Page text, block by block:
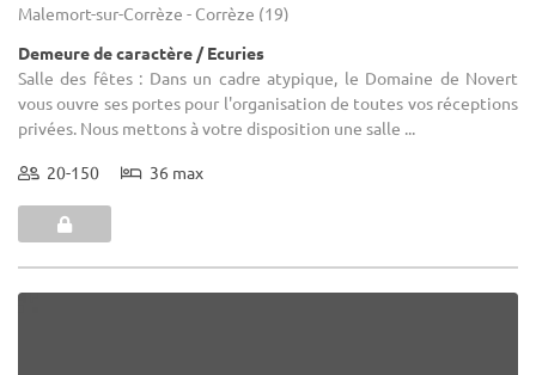
Malemort-sur-Corrèze - Corrèze (19)
Demeure de caractère / Ecuries
Salle des fêtes : Dans un cadre atypique, le Domaine de Novert
vous ouvre ses portes pour l'organisation de toutes vos réceptions
privées. Nous mettons à votre disposition une salle ...
20-150 36 max